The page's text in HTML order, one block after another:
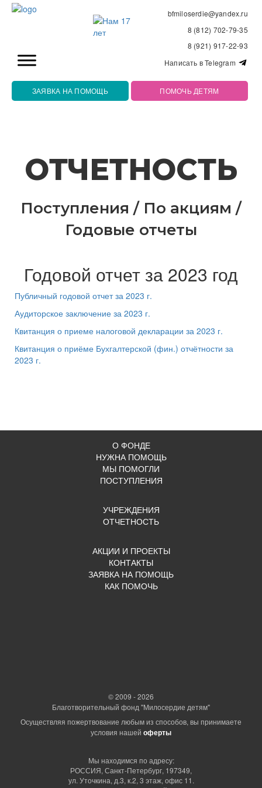
bfmiloserdie@yandex.ru
8 (812) 702-79-35
8 (921) 917-22-93
Написать в Telegram
ЗАЯВКА НА ПОМОЩЬ ПОМОЧЬ ДЕТЯМ
ОТЧЕТНОСТЬ
Поступления / По акциям /
Годовые отчеты
Годовой отчет за 2023 год
Публичный годовой отчет за 2023 г.
Аудиторское заключение за 2023 г.
Квитанция о приеме налоговой декларации за 2023 г.
Квитанция о приёме Бухгалтерской (фин.) отчётности за
2023 г.
О ФОНДЕ
НУЖНА ПОМОЩЬ
МЫ ПОМОГЛИ
ПОСТУПЛЕНИЯ
УЧРЕЖДЕНИЯ
ОТЧЕТНОСТЬ
АКЦИИ И ПРОЕКТЫ
КОНТАКТЫ
ЗАЯВКА НА ПОМОЩЬ
КАК ПОМОЧЬ
© 2009 - 2026
Благотворительный фонд "Милосердие детям"
Осуществляя пожертвование любым из способов, вы принимаете
условия нашей оферты
Мы находимся по адресу:
РОССИЯ, Санкт-Петербург, 197349,
ул. Уточкина, д.3, к.2, 3 этаж, офис 11.